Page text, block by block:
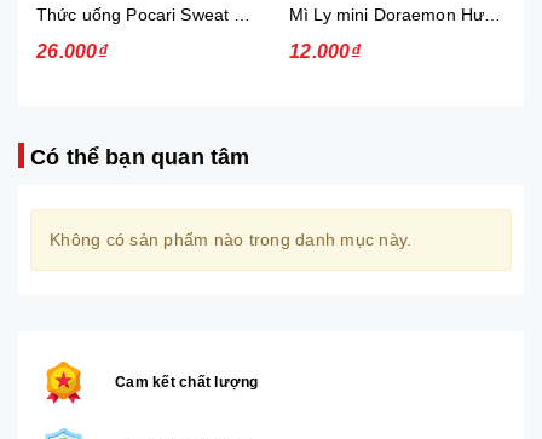
26.000₫ 12.000₫
Có thể bạn quan tâm
Không có sản phẩm nào trong danh mục này.
Cam kết chất lượng